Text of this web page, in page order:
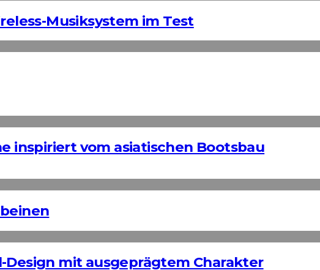
Musiksystem im Test
inspiriert vom asiatischen Bootsbau
Design mit ausgeprägtem Charakter